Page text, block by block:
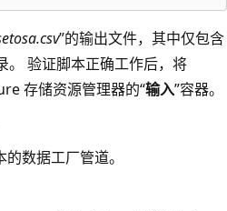
”的输出文件，其中仅包含
。 验证脚本正确工作后，将
存储资源管理器的“输入”容器。
数据工厂管道。